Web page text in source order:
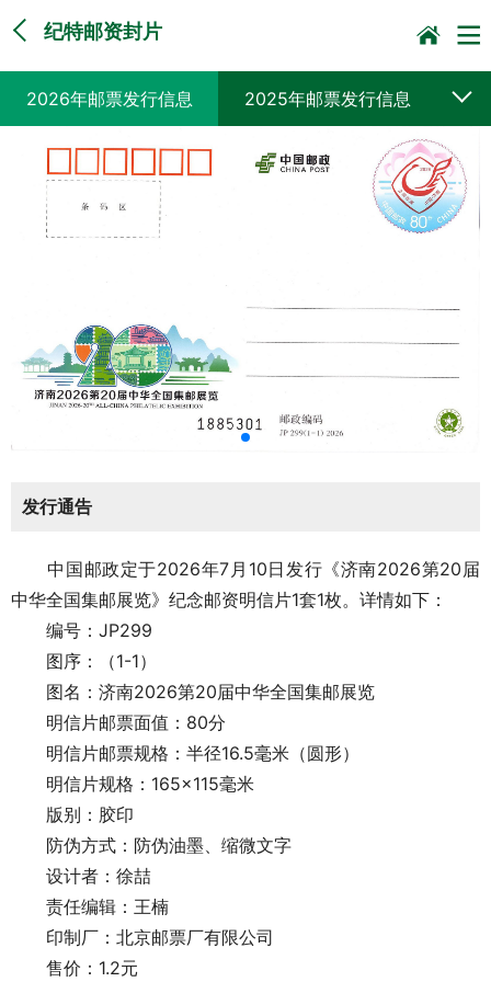
纪特邮资封片
2026年邮票发行信息 2025年邮票发行信息
2024年邮票发行信息 2023年邮票发行信息
2022年邮票发行信息 2021年邮票发行信息
发行通告
中国邮政定于2026年7月10日发行《济南2026第20届
中华全国集邮展览》纪念邮资明信片1套1枚。详情如下：
编号：JP299
图序：（1-1）
图名：济南2026第20届中华全国集邮展览
明信片邮票面值：80分
明信片邮票规格：半径16.5毫米（圆形）
明信片规格：165×115毫米
版别：胶印
防伪方式：防伪油墨、缩微文字
设计者：徐喆
责任编辑：王楠
印制厂：北京邮票厂有限公司
售价：1.2元